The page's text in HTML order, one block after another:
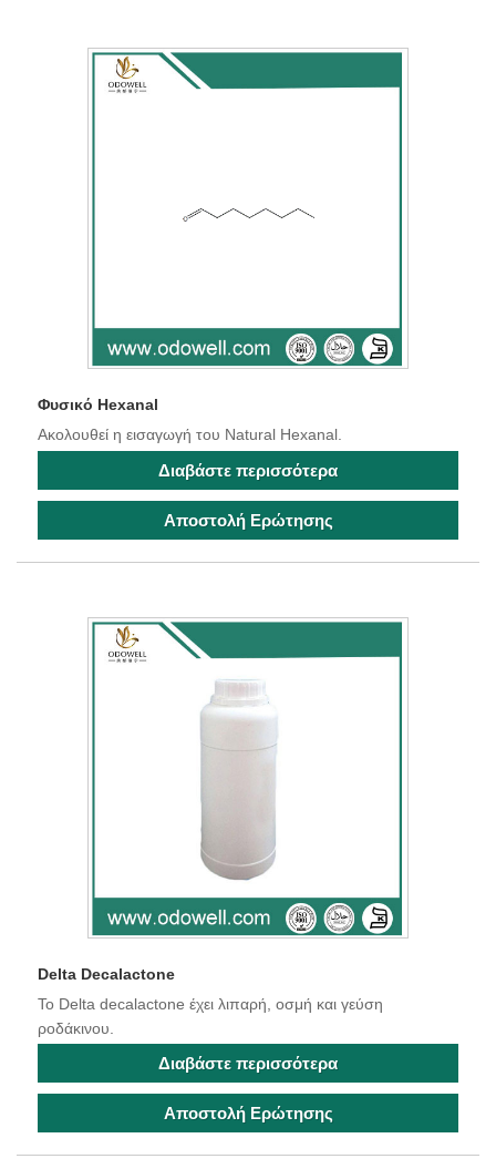
Φυσικό Hexanal
Ακολουθεί η εισαγωγή του Natural Hexanal.
Διαβάστε περισσότερα
Αποστολή Ερώτησης
Delta Decalactone
Το Delta decalactone έχει λιπαρή, οσμή και γεύση
ροδάκινου.
Διαβάστε περισσότερα
Αποστολή Ερώτησης